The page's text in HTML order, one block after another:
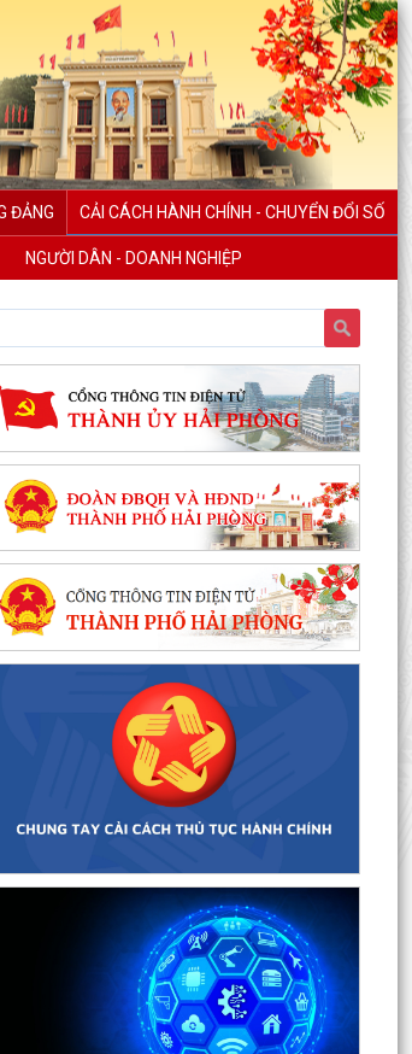
ĐẢNG CẢI CÁCH HÀNH CHÍNH - CHUYỂN ĐỔI SỐ
NGƯỜI DÂN - DOANH NGHIỆP